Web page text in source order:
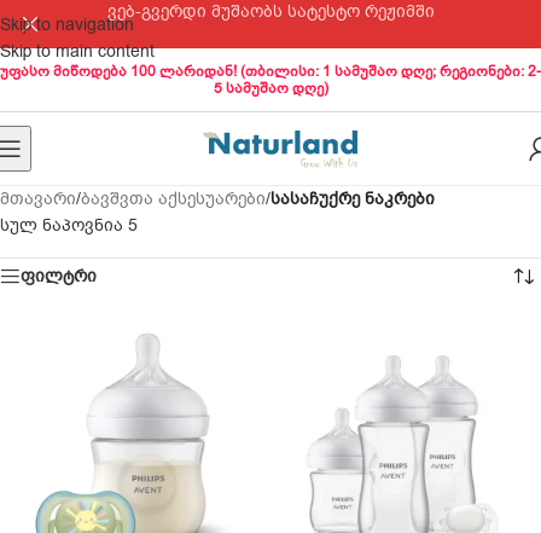
Skip to navigation
Skip to main content
ვებ-გვერდი მუშაობს სატესტო რეჟიმში
უფასო მიწოდება 100 ლარიდან! (თბილისი: 1 სამუშაო დღე; რეგიონები: 2-
5 სამუშაო დღე)
მთავარი/ბავშვთა აქსესუარები/სასაჩუქრე ნაკრები
სულ ნაპოვნია 5
ფილტრი